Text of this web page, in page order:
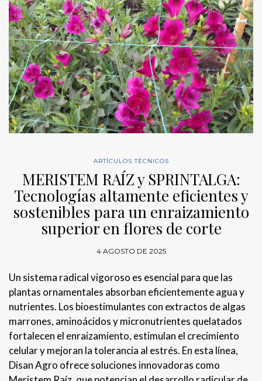
ARTÍCULOS TÉCNICOS
MERISTEM RAÍZ y SPRINTALGA:
Tecnologías altamente eficientes y
sostenibles para un enraizamiento
superior en flores de corte
4 AGOSTO DE 2025
Un sistema radical vigoroso es esencial para que las
plantas ornamentales absorban eficientemente agua y
nutrientes. Los bioestimulantes con extractos de algas
marrones, aminoácidos y micronutrientes quelatados
fortalecen el enraizamiento, estimulan el crecimiento
celular y mejoran la tolerancia al estrés. En esta línea,
Disan Agro ofrece soluciones innovadoras como